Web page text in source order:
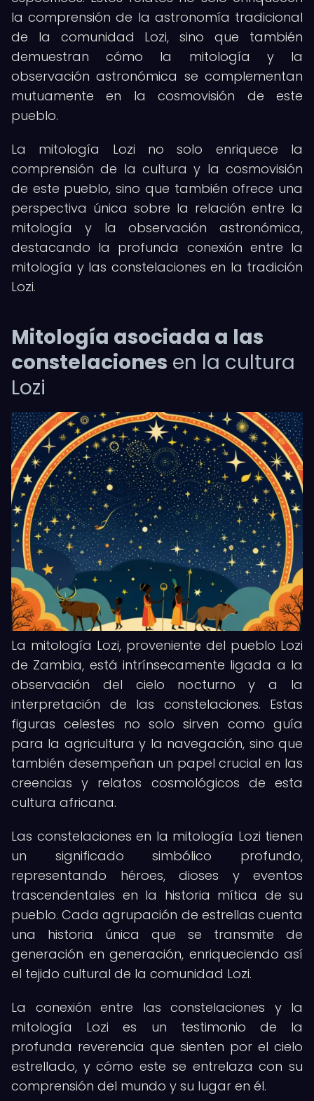
la comprensión de la astronomía tradicional
de la comunidad Lozi, sino que también
demuestran cómo la mitología y la
observación astronómica se complementan
mutuamente en la cosmovisión de este
pueblo.
La mitología Lozi no solo enriquece la
comprensión de la cultura y la cosmovisión
de este pueblo, sino que también ofrece una
perspectiva única sobre la relación entre la
mitología y la observación astronómica,
destacando la profunda conexión entre la
mitología y las constelaciones en la tradición
Lozi.
Mitología asociada a las
constelaciones en la cultura
Lozi
La mitología Lozi, proveniente del pueblo Lozi
de Zambia, está intrínsecamente ligada a la
observación del cielo nocturno y a la
interpretación de las constelaciones. Estas
figuras celestes no solo sirven como guía
para la agricultura y la navegación, sino que
también desempeñan un papel crucial en las
creencias y relatos cosmológicos de esta
cultura africana.
Las constelaciones en la mitología Lozi tienen
un significado simbólico profundo,
representando héroes, dioses y eventos
trascendentales en la historia mítica de su
pueblo. Cada agrupación de estrellas cuenta
una historia única que se transmite de
generación en generación, enriqueciendo así
el tejido cultural de la comunidad Lozi.
La conexión entre las constelaciones y la
mitología Lozi es un testimonio de la
profunda reverencia que sienten por el cielo
estrellado, y cómo este se entrelaza con su
comprensión del mundo y su lugar en él.